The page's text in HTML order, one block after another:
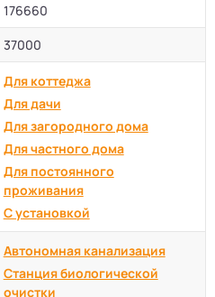
176660
37000
Для коттеджа
Для дачи
Для загородного дома
Для частного дома
Для постоянного
проживания
С установкой
Автономная канализация
Станция биологической
очистки